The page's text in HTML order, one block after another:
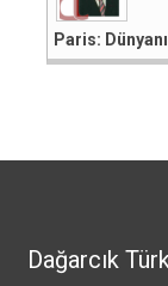
Paris:
Dağarcık